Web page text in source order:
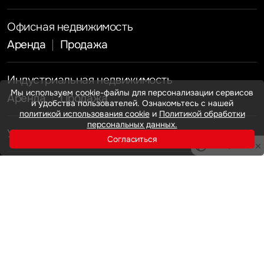
Офисная недвижимость
Аренда
Продажа
Индустриальная недвижимость
Аренда
Продажа
Услуги
Инвестиции
Земельные активы и девелопмент
Мы используем cookie-файлы для персонализации сервисов
и удобства пользователей. Ознакомьтесь с нашей
политикой использования cookieи Политикой обработки
персональных данных.
Согласиться